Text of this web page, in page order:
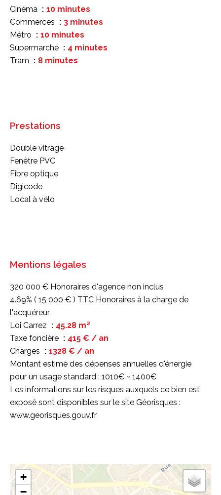
Cinéma
10 minutes
Commerces
3 minutes
Métro
10 minutes
Supermarché
4 minutes
Tram
8 minutes
Prestations
Double vitrage
Fenêtre PVC
Fibre optique
Digicode
Local à vélo
Mentions légales
320 000 € Honoraires d'agence non inclus
4.69% ( 15 000 € ) TTC Honoraires à la charge de
l'acquéreur
Loi Carrez
45.28 m²
Taxe foncière
415 € / an
Charges
1328 € / an
Montant estimé des dépenses annuelles d'énergie
pour un usage standard : 1010€ ~ 1400€
Les informations sur les risques auxquels ce bien est
exposé sont disponibles sur le site Géorisques :
www.georisques.gouv.fr
+
−